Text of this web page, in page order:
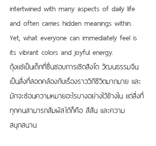
intertwined with many aspects of daily life
and often carries hidden meanings within.
Yet, what everyone can immediately feel is
its vibrant colors and joyful energy.
ตุ้งแช่เป็นเด็กที่ชื่นชอบการเชิดสิงโต วัฒนธรรมจีน
เป็นสิ่งที่สอดคล้องกับเรื่องราววิถีชีวิตมากมาย และ
มักจะซ่อนความหมายอะไรบางอย่างไว้ข้างใน แต่สิ่งที่
ทุกคนสามารถสัมผัสได้ก็คือ สีสัน และความ
สนุกสนาน